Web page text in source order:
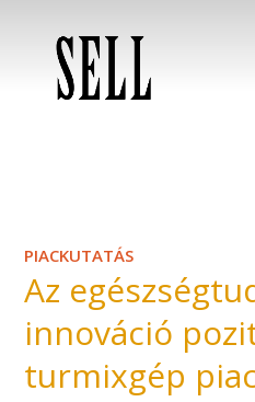
PIACKUTATÁS
Az
innováció
turmixgép